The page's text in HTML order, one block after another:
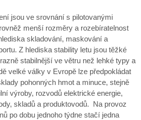
jsou ve srovnání s pilotovanými
menší rozměry a rozebíratelnost
skladování, maskování a
Z hlediska stability letu jsou těžké
stabilnější ve větru než lehké typy a
velké války v Evropě lze předpokládat
pohonných hmot a minuce, stejně
výroby, rozvodů elektrické energie,
skladů a produktovodů. Na provoz
po dobu jednoho týdne stačí jedna